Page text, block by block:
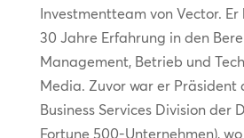
Investmentteam von Vector.
30 Jahre Erfahrung in den
Management, Betrieb und
Media. Zuvor war er Präsident
Business Services Division der
Fortune 500-Unternehmen),